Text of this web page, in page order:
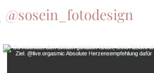
@sosein_fotodesign